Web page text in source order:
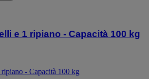
e 1 ripiano - Capacità 100 kg
- Capacità 100 kg